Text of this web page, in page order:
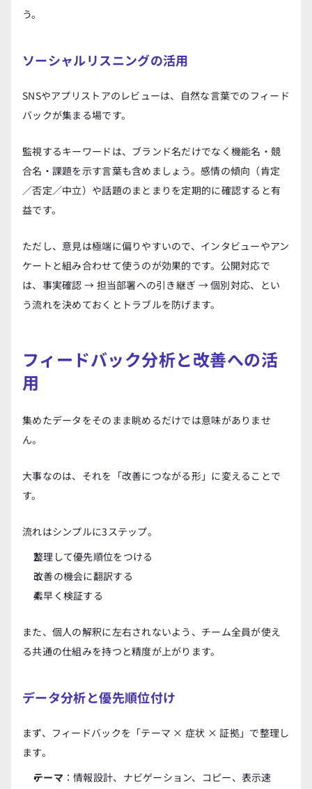
う。
ソーシャルリスニングの活用
SNSやアプリストアのレビューは、自然な言葉でのフィード
バックが集まる場です。
監視するキーワードは、ブランド名だけでなく機能名・競
合名・課題を示す言葉も含めましょう。感情の傾向（肯定
／否定／中立）や話題のまとまりを定期的に確認すると有
益です。
ただし、意見は極端に偏りやすいので、インタビューやアン
ケートと組み合わせて使うのが効果的です。公開対応で
は、事実確認 → 担当部署への引き継ぎ → 個別対応、とい
う流れを決めておくとトラブルを防げます。
フィードバック分析と改善への活
用
集めたデータをそのまま眺めるだけでは意味がありませ
ん。
大事なのは、それを「改善につながる形」に変えることで
す。
流れはシンプルに3ステップ。
整理して優先順位をつける
改善の機会に翻訳する
素早く検証する
また、個人の解釈に左右されないよう、チーム全員が使え
る共通の仕組みを持つと精度が上がります。
データ分析と優先順位付け
まず、フィードバックを「テーマ × 症状 × 証拠」で整理し
ます。
テーマ：情報設計、ナビゲーション、コピー、表示速